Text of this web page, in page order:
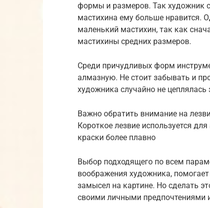
формы и размеров. Так художник
мастихина ему больше нравится.
маленький мастихин, так как
мастихины средних размеров.
Среди причудливых форм
алмазную. Не стоит забывать и
художника случайно не цеплялась
Важно обратить внимание на
Короткое лезвие используется
краски более плавно
Выбор подходящего по всем
воображения художника,
замысел на картине. Но сделать
своими личными предпочтениями